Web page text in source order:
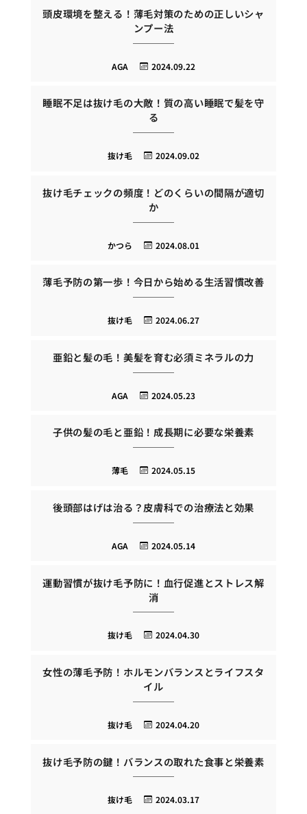
頭皮環境を整える！薄毛対策のための正しいシャ
ンプー法
2024.09.22
AGA
睡眠不足は抜け毛の大敵！質の高い睡眠で髪を守
る
2024.09.02
抜け毛
抜け毛チェックの頻度！どのくらいの間隔が適切
か
2024.08.01
かつら
薄毛予防の第一歩！今日から始める生活習慣改善
2024.06.27
抜け毛
亜鉛と髪の毛！美髪を育む必須ミネラルの力
2024.05.23
AGA
子供の髪の毛と亜鉛！成長期に必要な栄養素
2024.05.15
薄毛
後頭部はげは治る？皮膚科での治療法と効果
2024.05.14
AGA
運動習慣が抜け毛予防に！血行促進とストレス解
消
2024.04.30
抜け毛
女性の薄毛予防！ホルモンバランスとライフスタ
イル
2024.04.20
抜け毛
抜け毛予防の鍵！バランスの取れた食事と栄養素
2024.03.17
抜け毛